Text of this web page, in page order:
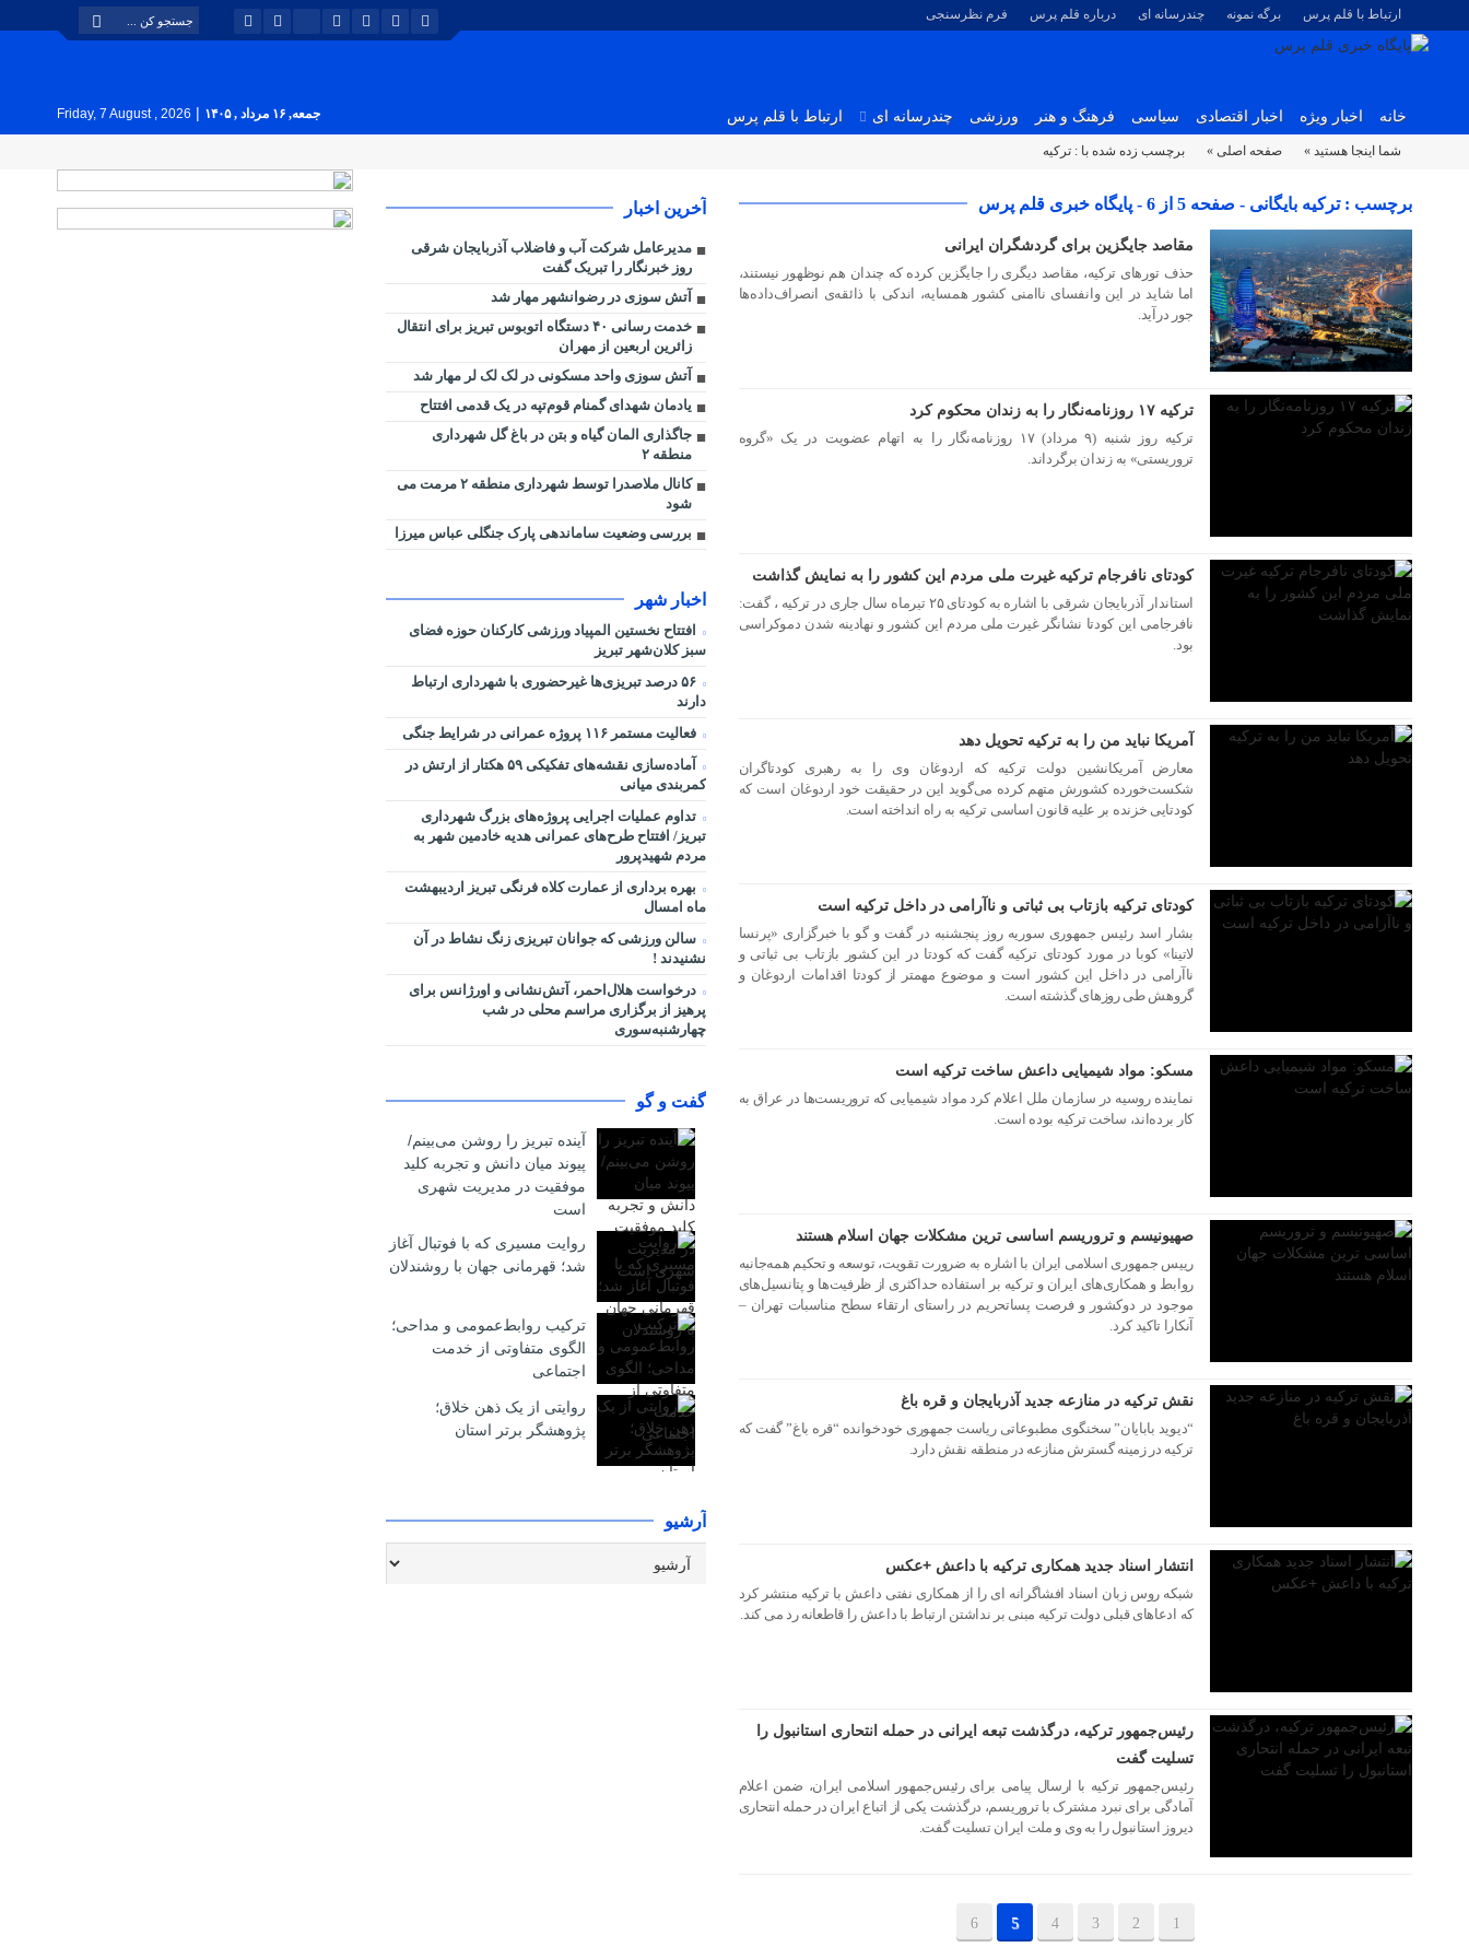
ارتباط با قلم پرس برگه نمونه چندرسانه ای درباره قلم پرس فرم نظرسنجی
خانه اخبار ویژه اخبار اقتصادی سیاسی فرهنگ و هنر ورزشی چندرسانه ای ارتباط با قلم پرس جمعه, ۱۶ مرداد , ۱۴۰۵ |
Friday, 7 August , 2026
شما اینجا هستید » صفحه اصلی » برچسب زده شده با : ترکیه
برچسب : ترکیه بایگانی - صفحه 5 از 6 - پایگاه خبری قلم پرس
۱۷ مرداد ۱۳۹۵ مقاصد جایگزین برای گردشگران ایرانی
حذف تورهای ترکیه، مقاصد دیگری را جایگزین کرده که چندان هم نوظهور نیستند،
اما شاید در این وانفسای ناامنی کشور همسایه، اندکی با ذائقه‌ی انصراف‌داده‌ها
جور درآید.
۰۹ مرداد ۱۳۹۵
ترکیه ۱۷ روزنامه‌نگار را به زندان محکوم کرد
ترکیه روز شنبه (۹ مرداد) ۱۷ روزنامه‌نگار را به اتهام عضویت در یک «گروه
تروریستی» به زندان برگرداند.
کودتای نافرجام ترکیه غیرت ملی مردم این کشور را به نمایش گذاشت
استاندار آذربایجان شرقی با اشاره به کودتای ۲۵ تیرماه سال جاری در ترکیه ، گفت:
نافرجامی این کودتا نشانگر غیرت ملی مردم این کشور و نهادینه شدن دموکراسی
بود.
آمریکا نباید من را به ترکیه تحویل دهد
معارض آمریکانشین دولت ترکیه که اردوغان وی را به رهبری کودتاگران
شکست‌خورده کشورش متهم کرده می‌گوید این در حقیقت خود اردوغان است که
کودتایی خزنده بر علیه قانون اساسی ترکیه به راه انداخته است.
کودتای ترکیه بازتاب بی ثباتی و ناآرامی در داخل ترکیه است
بشار اسد رئیس جمهوری سوریه روز پنجشنبه در گفت و گو با خبرگزاری «پرنسا
لاتینا» کوبا در مورد کودتای ترکیه گفت که کودتا در این کشور بازتاب بی ثباتی و
ناآرامی در داخل این کشور است و موضوع مهمتر از کودتا اقدامات اردوغان و
گروهش طی روزهای گذشته است.
مسکو: مواد شیمیایی داعش ساخت ترکیه است
نماینده روسیه در سازمان ملل اعلام کرد مواد شیمیایی که تروریست‌ها در عراق به
کار برد‌ه‌اند، ساخت ترکیه بوده است.
صهیونیسم و تروریسم اساسی ترین مشکلات جهان اسلام هستند
رییس جمهوری اسلامی ایران با اشاره به ضرورت تقویت، توسعه و تحکیم همه‌جانبه
روابط و همکاری‌های ایران و ترکیه بر استفاده حداکثری از ظرفیت‌ها و پتانسیل‌های
موجود در دوکشور و فرصت پساتحریم در راستای ارتقاء سطح مناسبات تهران –
آنکارا تاکید کرد.
نقش ترکیه در منازعه جدید آذربایجان و قره باغ
“دیوید بابایان” سخنگوی مطبوعاتی ریاست جمهوری خودخوانده “قره باغ” گفت که
ترکیه در زمینه گسترش منازعه در منطقه نقش دارد.
انتشار اسناد جدید همکاری ترکیه با داعش +عکس
شبکه روس زبان اسناد افشاگرانه ای را از همکاری نفتی داعش با ترکیه منتشر کرد
که ادعاهای قبلی دولت ترکیه مبنی بر نداشتن ارتباط با داعش را قاطعانه رد می کند.
رئیس‌جمهور ترکیه، درگذشت تبعه ایرانی در حمله انتحاری استانبول را
تسلیت گفت
رئیس‌جمهور ترکیه با ارسال پیامی برای رئیس‌جمهور اسلامی ایران، ضمن اعلام
آمادگی برای نبرد مشترک با تروریسم، درگذشت یکی از اتباع ایران در حمله انتحاری
دیروز استانبول را به وی و ملت ایران تسلیت گفت.
1
2
3
4
5
6
آخرین اخبار
مدیرعامل شرکت آب و فاضلاب آذربایجان شرقی
روز خبرنگار را تبریک گفت
آتش سوزی در رضوانشهر مهار شد
خدمت رسانی ۴۰ دستگاه اتوبوس تبریز برای انتقال
زائرین اربعین از مهران
آتش سوزی واحد مسکونی در لک لک لر مهار شد
یادمان شهدای گمنام قوم‌تپه در یک قدمی افتتاح
جاگذاری المان گیاه و بتن در باغ گل شهرداری
منطقه ۲
کانال ملاصدرا توسط شهرداری منطقه ۲ مرمت می
شود
بررسی وضعیت ساماندهی پارک جنگلی عباس میرزا
اخبار شهر
افتتاح نخستین المپیاد ورزشی کارکنان حوزه فضای
سبز کلان‌شهر تبریز
۵۶ درصد تبریزی‌ها غیرحضوری با شهرداری ارتباط
دارند
فعالیت مستمر ۱۱۶ پروژه عمرانی در شرایط جنگی
آماده‌سازی نقشه‌های تفکیکی ۵۹ هکتار از ارتش در
کمربندی میانی
تداوم عملیات اجرایی پروژه‌های بزرگ شهرداری
تبریز/ افتتاح طرح‌های عمرانی هدیه خادمین شهر به
مردم شهیدپرور
بهره برداری از عمارت کلاه فرنگی تبریز اردیبهشت
ماه امسال
سالن ورزشی که جوانان تبریزی زنگ نشاط در آن
نشنیدند !
درخواست هلال‌احمر، آتش‌نشانی و اورژانس برای
پرهیز از برگزاری مراسم محلی در شب
چهارشنبه‌سوری
گفت و گو
آینده تبریز را روشن می‌بینم/
پیوند میان دانش و تجربه کلید
موفقیت در مدیریت شهری
است
روایت مسیری که با فوتبال آغاز
شد؛ قهرمانی جهان با روشندلان
ترکیب روابط‌عمومی و مداحی؛
الگوی متفاوتی از خدمت
اجتماعی
روایتی از یک ذهن خلاق؛
پژوهشگر برتر استان
آرشیو